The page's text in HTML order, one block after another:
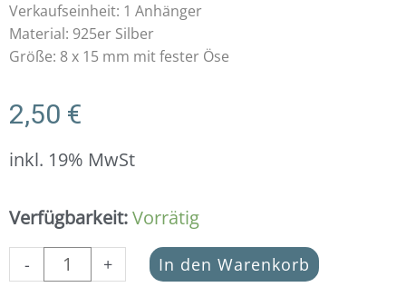
Verkaufseinheit: 1 Anhänger
Material: 925er Silber
Größe: 8 x 15 mm mit fester Öse
2,50 €
inkl. 19% MwSt
Verfügbarkeit:Vorrätig
-
Anhänger
des
Lebens
+ In den Warenkorb